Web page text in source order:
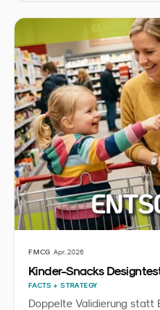
FMCG·Apr. 2026
Kinder-Snacks
FACTS + STRATEGY
Doppelte Validierung statt